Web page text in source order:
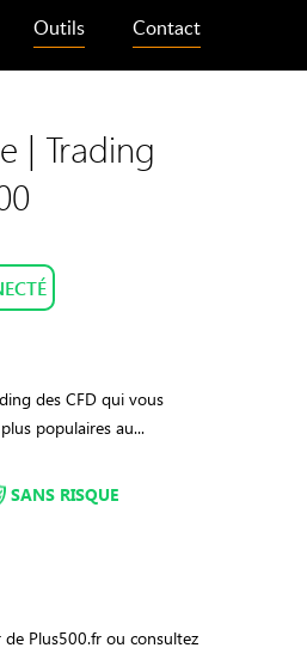
Outils Contact
| Trading
des CFD qui vous
populaires au...
SANS RISQUE
Plus500.fr ou consultez